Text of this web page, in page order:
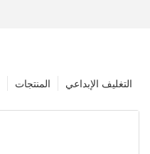
التغليف الإبداعي المنتجات